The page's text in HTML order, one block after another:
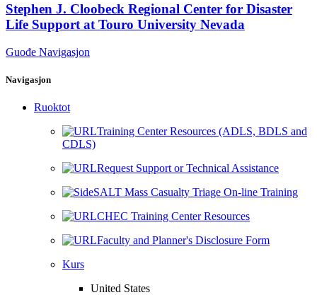
Stephen J. Cloobeck Regional Center for Disaster
Life Support at Touro University Nevada
Guođe Navigasjon
Navigasjon
Ruoktot
Training Center Resources (ADLS, BDLS and
CDLS)
Request Support or Technical Assistance
SALT Mass Casualty Triage On-line Training
CHEC Training Center Resources
Faculty and Planner's Disclosure Form
Kurs
United States